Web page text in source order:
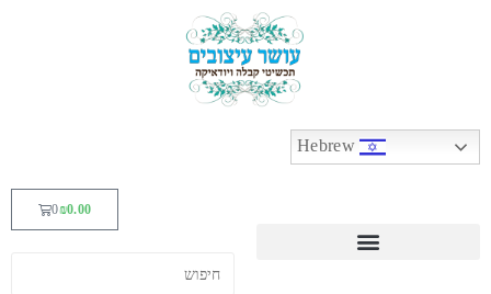
Hebrew
₪0.00
0